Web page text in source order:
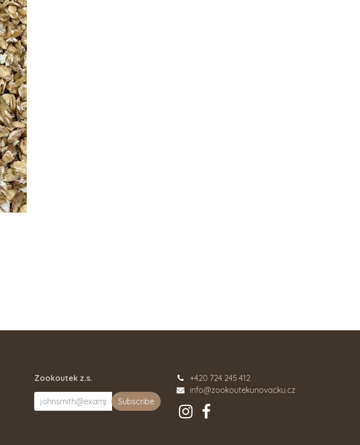
Zookoutek z.s.
Subscribe
+420 724 245 412
info@zookoutekunovacku.cz